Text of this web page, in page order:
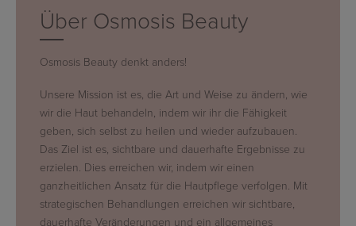
Über Osmosis Beauty
Osmosis Beauty denkt anders!
Unsere Mission ist es, die Art und Weise zu ändern, wie
wir die Haut behandeln, indem wir ihr die Fähigkeit
geben, sich selbst zu heilen und wieder aufzubauen.
Das Ziel ist es, sichtbare und dauerhafte Ergebnisse zu
erzielen. Dies erreichen wir, indem wir einen
ganzheitlichen Ansatz für die Hautpflege verfolgen. Mit
strategischen Behandlungen erreichen wir sichtbare,
dauerhafte Veränderungen und ein allgemeines